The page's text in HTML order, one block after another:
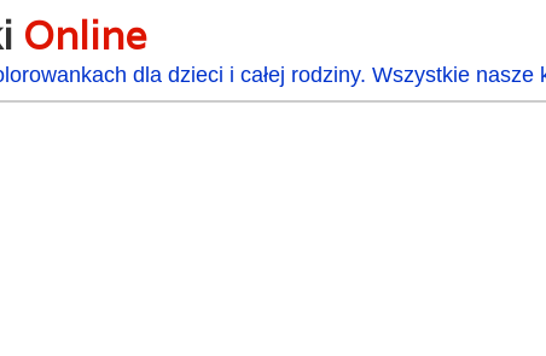
Online
dla dzieci i całej rodziny. Wszystkie